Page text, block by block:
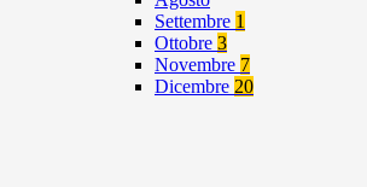
Settembre 1
Ottobre 3
Novembre 7
Dicembre 20